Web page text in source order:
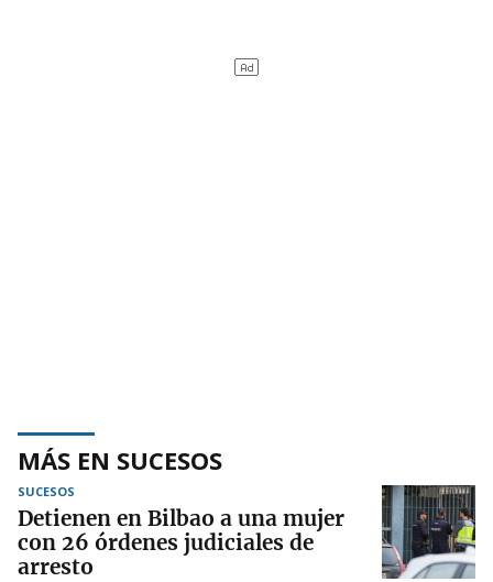
MÁS EN SUCESOS
SUCESOS
Detienen en Bilbao a una mujer
con 26 órdenes judiciales de
arresto